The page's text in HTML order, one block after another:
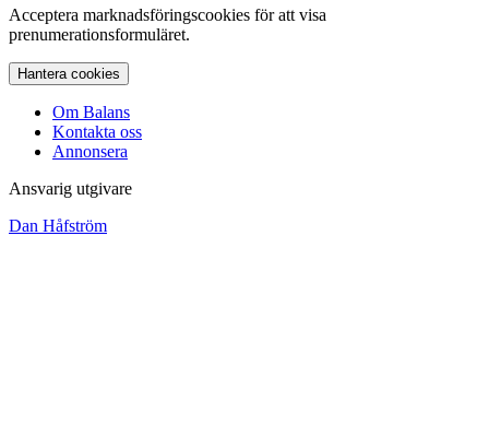
Acceptera marknadsföringscookies för att visa
prenumerationsformuläret.
Hantera cookies
Om Balans
Kontakta oss
Annonsera
Ansvarig utgivare
Dan Håfström